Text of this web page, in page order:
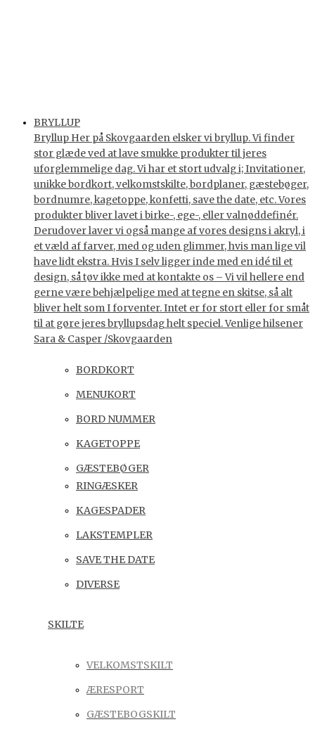
BRYLLUP
Bryllup Her på Skovgaarden elsker vi bryllup. Vi finder
stor glæde ved at lave smukke produkter til jeres
uforglemmelige dag. Vi har et stort udvalg i; Invitationer,
unikke bordkort, velkomstskilte, bordplaner, gæstebøger,
bordnumre, kagetoppe, konfetti, save the date, etc. Vores
produkter bliver lavet i birke-, ege-, eller valnøddefinér.
Derudover laver vi også mange af vores designs i akryl, i
et væld af farver, med og uden glimmer, hvis man lige vil
have lidt ekstra. Hvis I selv ligger inde med en idé til et
design, så tøv ikke med at kontakte os – Vi vil hellere end
gerne være behjælpelige med at tegne en skitse, så alt
bliver helt som I forventer. Intet er for stort eller for småt
til at gøre jeres bryllupsdag helt speciel. Venlige hilsener
Sara & Casper /Skovgaarden
BORDKORT
MENUKORT
BORD NUMMER
KAGETOPPE
GÆSTEBØGER
RINGÆSKER
KAGESPADER
LAKSTEMPLER
SAVE THE DATE
DIVERSE
SKILTE
VELKOMSTSKILT
ÆRESPORT
GÆSTEBOGSKILT